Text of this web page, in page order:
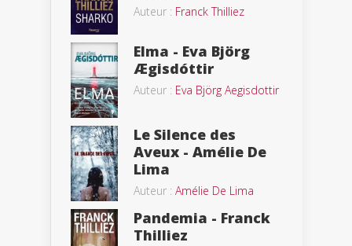
Auteur : Franck Thilliez
Elma - Eva Björg
Ægisdóttir
Auteur : Eva Björg Aegisdottir
Le Silence des
Aveux - Amélie De
Lima
Auteur : Amélie De Lima
Pandemia - Franck
Thilliez